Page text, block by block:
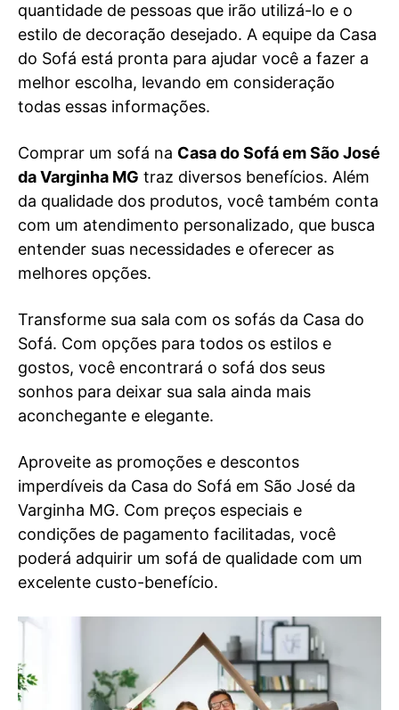
quantidade de pessoas que irão utilizá-lo e o
estilo de decoração desejado. A equipe da Casa
do Sofá está pronta para ajudar você a fazer a
melhor escolha, levando em consideração
todas essas informações.
Comprar um sofá na Casa do Sofá em São José
da Varginha MG traz diversos benefícios. Além
da qualidade dos produtos, você também conta
com um atendimento personalizado, que busca
entender suas necessidades e oferecer as
melhores opções.
Transforme sua sala com os sofás da Casa do
Sofá. Com opções para todos os estilos e
gostos, você encontrará o sofá dos seus
sonhos para deixar sua sala ainda mais
aconchegante e elegante.
Aproveite as promoções e descontos
imperdíveis da Casa do Sofá em São José da
Varginha MG. Com preços especiais e
condições de pagamento facilitadas, você
poderá adquirir um sofá de qualidade com um
excelente custo-benefício.